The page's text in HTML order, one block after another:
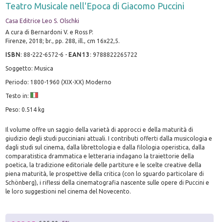
Teatro Musicale nell'Epoca di Giacomo Puccini
Casa Editrice Leo S. Olschki
A cura di Bernardoni V. e Ross P.
Firenze, 2018; br., pp. 288, ill., cm 16x22,5.
ISBN:88-222-6572-6 - EAN13 :9788822265722
Soggetto: Musica
Periodo: 1800-1960 (XIX-XX) Moderno
Testo in:
Peso: 0.514 kg
Il volume offre un saggio della varietà di approcci e della maturità di
giudizio degli studi pucciniani attuali. I contributi offerti dalla musicologia e
dagli studi sul cinema, dalla librettologia e dalla filologia operistica, dalla
comparatistica drammatica e letteraria indagano la traiettorie della
poetica, la tradizione editoriale delle partiture e le scelte creative della
piena maturità, le prospettive della critica (con lo sguardo particolare di
Schönberg), i riflessi della cinematografia nascente sulle opere di Puccini e
le loro suggestioni nel cinema del Novecento.